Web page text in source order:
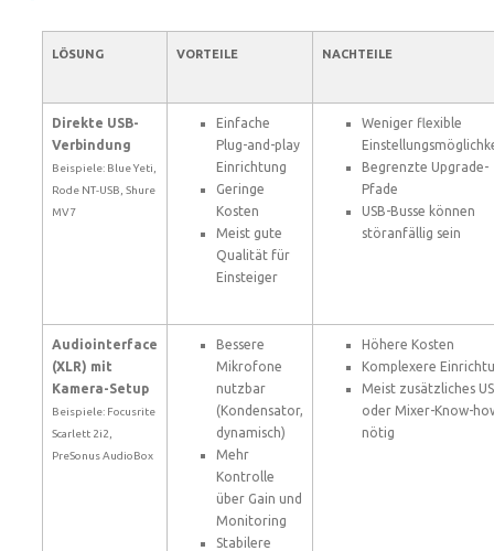
LÖSUNG VORTEILE NACHTEILE
Direkte USB-
Verbindung
Beispiele: Blue Yeti,
Rode NT-USB, Shure
MV7
Einfache
Plug-and-play
Einrichtung
Geringe
Kosten
Meist gute
Qualität für
Einsteiger
Weniger flexible
Begrenzte Upgrade-
Pfade
USB-Busse können
störanfällig sein
Audiointerface
(XLR) mit
Kamera-Setup
Beispiele: Focusrite
Scarlett 2i2,
PreSonus AudioBox
Bessere
Mikrofone
nutzbar
(Kondensator,
dynamisch)
Mehr
Kontrolle
über Gain und
Monitoring
Stabilere
Höhere Kosten
Komplexere
Meist zusätzliches
oder Mixer-Know-
nötig